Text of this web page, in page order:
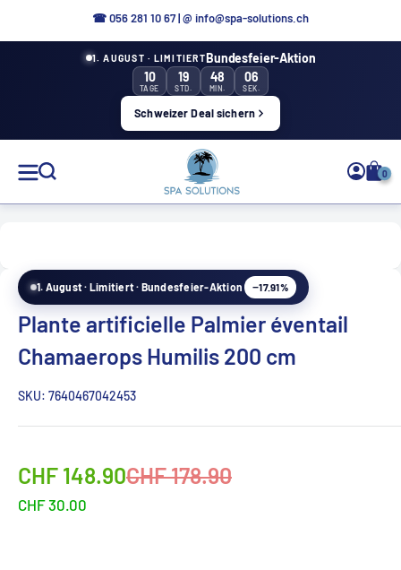
☎ 056 281 10 67|@ info@spa-solutions.ch
1. AUGUST · LIMITIERTBundesfeier-Aktion
10
TAGE
19
STD.
48
MIN.
05
SEK.
Schweizer Deal sichern
Solutions
de
0
1. August · Limitiert · Bundesfeier-Aktion −17.91%
Plante artificielle Palmier éventail
Chamaerops Humilis 200 cm
SKU: 7640467042453
Sonderpreis
CHF 148.90Normalpreis
CHF 178.90
CHF 30.00